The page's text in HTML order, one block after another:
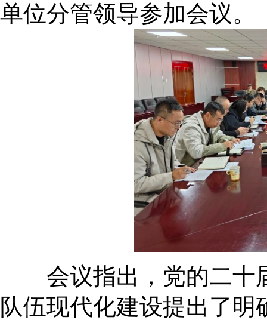
单位分管领导参加会议。
会议指出，党的二十
队伍现代化建设提出了